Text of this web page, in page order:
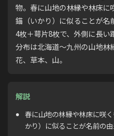
物。春に山地の林縁や林床に
錨（いかり）に似ることが名
4枚＋萼片8枚で、外側に長い
分布は北海道〜九州の山地林
花、草本、山。
解説
春に山地の林縁や林床に咲
かり）に似ることが名前の由